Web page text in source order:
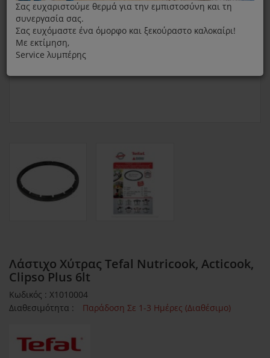
Λάστιχο Χύτρας Tefal Nutricook, Acticook,
Clipso Plus 6lt
Κωδικός : X1010004
Διαθεσιμότητα :
Παράδοση Σε 1-3 Ημέρες (Διαθέσιμο)
Σας ευχαριστούμε θερμά για την εμπιστοσύνη και τη
συνεργασία σας.
Σας ευχόμαστε ένα όμορφο και ξεκούραστο καλοκαίρι!
Με εκτίμηση,
Service λυμπέρης